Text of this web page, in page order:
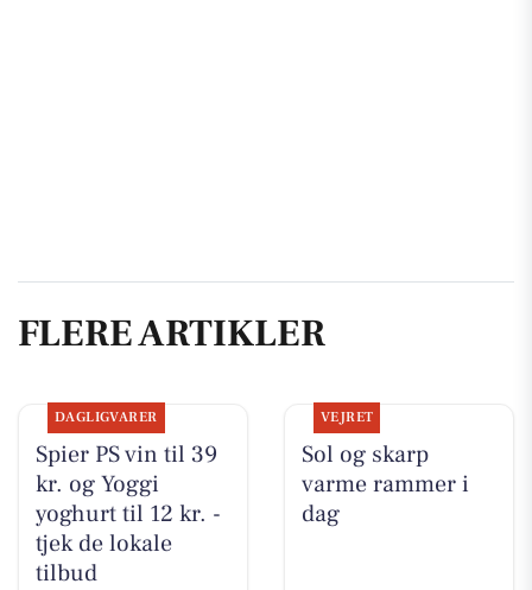
FLERE ARTIKLER
DAGLIGVARER
Spier PS vin til 39
kr. og Yoggi
yoghurt til 12 kr. -
tjek de lokale
tilbud
VEJRET
Sol og skarp
varme rammer i
dag